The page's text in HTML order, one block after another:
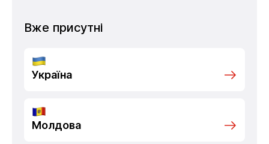
Вже присутні
Україна
Молдова